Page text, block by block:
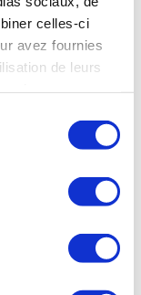
celles-ci
avez fournies
de leurs
comme la
des patients